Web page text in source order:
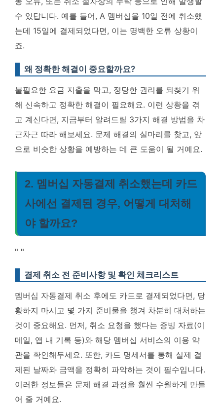
수 있답니다. 예를 들어, A 멤버십을 10일 전에 취소했
는데 15일에 결제되었다면, 이는 명백한 오류 상황이
죠.
왜 정확한 해결이 중요할까요?
불필요한 요금 지출을 막고, 정당한 권리를 되찾기 위
해 신속하고 정확한 해결이 필요해요. 이런 상황을 겪
고 계신다면, 지금부터 알려드릴 3가지 해결 방법을 차
근차근 따라 해보세요. 문제 해결의 실마리를 찾고, 앞
으로 비슷한 상황을 예방하는 데 큰 도움이 될 거예요.
2. 멤버십 자동결제 취소했는데 카드
사에선 결제된 경우, 어떻게 대처해
야 할까요?
" "
결제 취소 전 준비사항 및 확인 체크리스트
멤버십 자동결제 취소 후에도 카드로 결제되었다면, 당
황하지 마시고 몇 가지 준비물을 챙겨 차분히 대처하는
것이 중요해요. 먼저, 취소 요청을 했다는 증빙 자료(이
메일, 앱 내 기록 등)와 해당 멤버십 서비스의 이용 약
관을 확인해두세요. 또한, 카드 명세서를 통해 실제 결
제된 날짜와 금액을 정확히 파악하는 것이 필수입니다.
이러한 정보들은 문제 해결 과정을 훨씬 수월하게 만들
어 줄 거예요.